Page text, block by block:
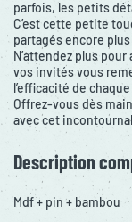
parfois, les petits
C’est cette petite
partagés encore
N’attendez plus
vos invités vous
l’efficacité de
Offrez-vous dès
avec cet
Description
Mdf + pin + bambou